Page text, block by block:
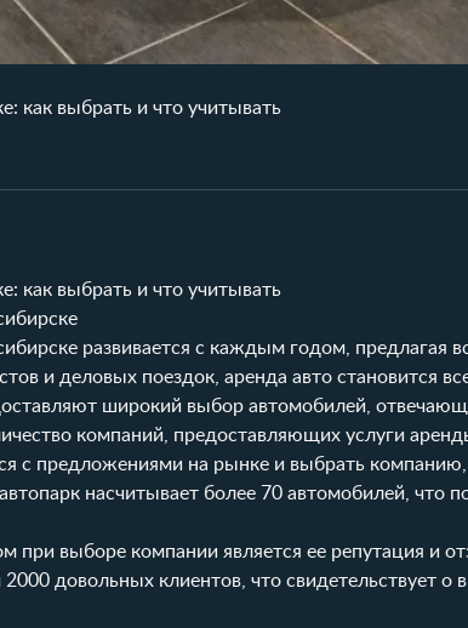
как выбрать и что учитывать
как выбрать и что учитывать
развивается с каждым годом, предлагая
и деловых поездок, аренда авто становится
широкий выбор автомобилей,
компаний, предоставляющих услуги
с предложениями на рынке и выбрать компанию,
насчитывает более 70 автомобилей, что
при выборе компании является ее репутация и
2000 довольных клиентов, что свидетельствует